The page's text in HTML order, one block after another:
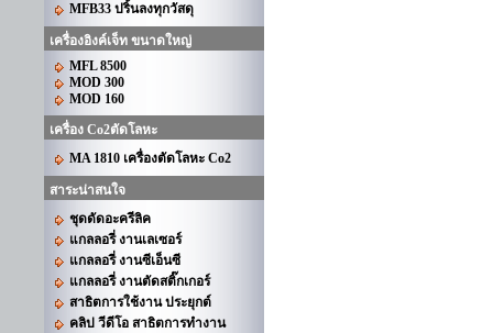
MFB33 ปริ้นลงทุกวัสดุ
เครื่องอิงค์เจ็ท ขนาดใหญ่
MFL 8500
MOD 300
MOD 160
เครื่อง Co2ตัดโลหะ
MA 1810 เครื่องตัดโลหะ Co2
สาระน่าสนใจ
ชุดดัดอะครีลิค
แกลลอรี่ งานเลเซอร์
แกลลอรี่ งานซีเอ็นซี
แกลลอรี่ งานตัดสติ๊กเกอร์
สาธิตการใช้งาน ประยุกต์
คลิป วีดีโอ สาธิตการทำงาน